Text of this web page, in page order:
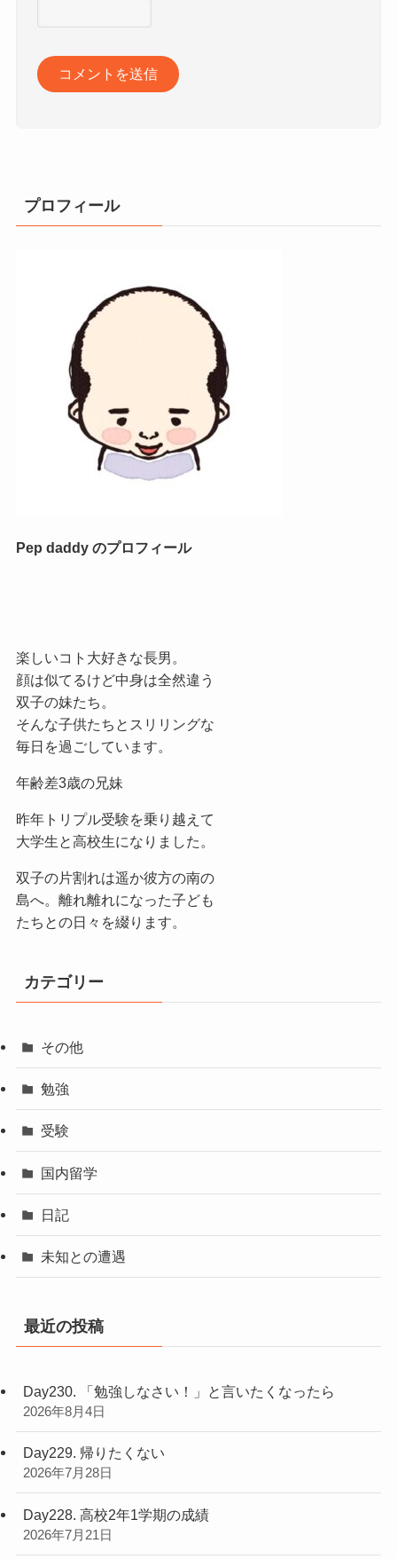
プロフィール
Pep daddy のプロフィール
楽しいコト大好きな長男。
顔は似てるけど中身は全然違う
双子の妹たち。
そんな子供たちとスリリングな
毎日を過ごしています。
年齢差3歳の兄妹
昨年トリプル受験を乗り越えて
大学生と高校生になりました。
双子の片割れは遥か彼方の南の
島へ。離れ離れになった子ども
たちとの日々を綴ります。
カテゴリー
その他
勉強
受験
国内留学
日記
未知との遭遇
最近の投稿
Day230. 「勉強しなさい！」と言いたくなったら
2026年8月4日
Day229. 帰りたくない
2026年7月28日
Day228. 高校2年1学期の成績
2026年7月21日